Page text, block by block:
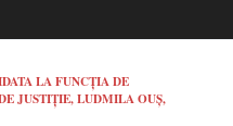
LA FUNCȚIA DE
JUSTIȚIE, LUDMILA OUȘ,